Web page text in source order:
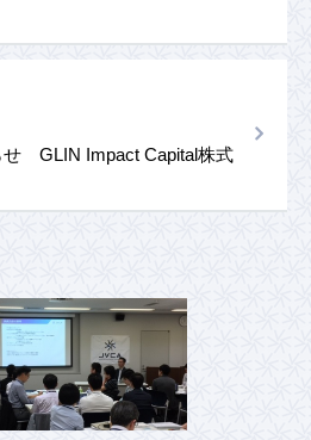
せ GLIN Impact Capital株式